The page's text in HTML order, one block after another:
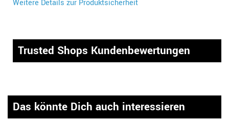
Weitere Details zur Produktsicherheit
Trusted Shops Kundenbewertungen
Das könnte Dich auch interessieren